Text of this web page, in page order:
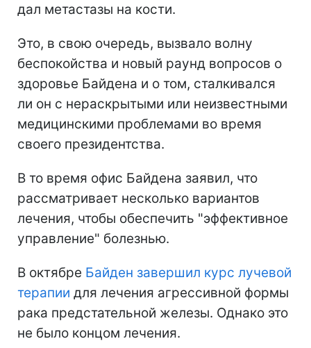
дал метастазы на кости.
Это, в свою очередь, вызвало волну
беспокойства и новый раунд вопросов о
здоровье Байдена и о том, сталкивался
ли он с нераскрытыми или неизвестными
медицинскими проблемами во время
своего президентства.
В то время офис Байдена заявил, что
рассматривает несколько вариантов
лечения, чтобы обеспечить "эффективное
управление" болезнью.
В октябре Байден завершил курс лучевой
терапии для лечения агрессивной формы
рака предстательной железы. Однако это
не было концом лечения.